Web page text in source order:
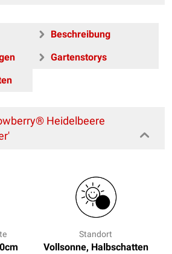
Beschreibung
Gartenstorys
Heidelbeere
Standort
Vollsonne, Halbschatten